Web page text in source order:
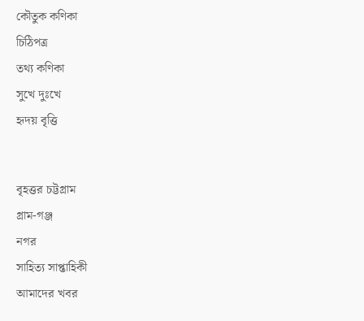
কৌতুক কণিকা
চিঠিপত্র
তথ্য কণিকা
সুখে দুঃখে
হৃদয় বৃত্তি
বৃহত্তর চট্টগ্রাম
গ্রাম-গঞ্জ
নগর
সাহিত্য সাপ্তাহিকী
আমাদের খবর